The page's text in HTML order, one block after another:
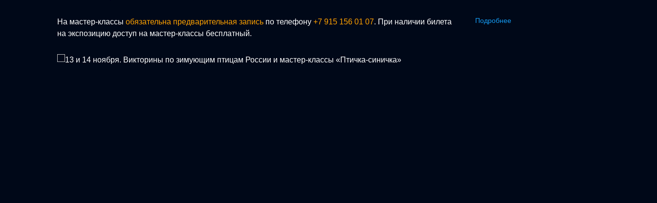
На мастер-классы обязательна предварительная запись по телефону +7 915 156 01 07. При наличии билета
на экспозицию доступ на мастер-классы бесплатный.
Подробнее